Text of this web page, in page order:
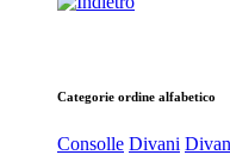
Categorie ordine alfabetico
Consolle Divani